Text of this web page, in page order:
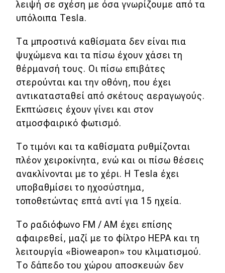
Μεταχειρισμένο
Συμβουλές
Χρηστικά
Συμβουλές
ΚΤΕΟ
Οδική βοήθεια
eDRIVE
DRIVE USED
λειψή σε σχέση με όσα γνωρίζουμε από τα
υπόλοιπα Tesla.
Τα μπροστινά καθίσματα δεν είναι πια
ψυχώμενα και τα πίσω έχουν χάσει τη
θέρμανσή τους. Οι πίσω επιβάτες
στερούνται και την οθόνη, που έχει
αντικατασταθεί από σκέτους αεραγωγούς.
Εκπτώσεις έχουν γίνει και στον
ατμοσφαιρικό φωτισμό.
Το τιμόνι και τα καθίσματα ρυθμίζονται
πλέον χειροκίνητα, ενώ και οι πίσω θέσεις
ανακλίνονται με το χέρι. Η Tesla έχει
υποβαθμίσει το ηχοσύστημα,
τοποθετώντας επτά αντί για 15 ηχεία.
Το ραδιόφωνο FM / AM έχει επίσης
αφαιρεθεί, μαζί με το φίλτρο HEPA και τη
λειτουργία «Bioweapon» του κλιματισμού.
Το δάπεδο του χώρου αποσκευών δεν